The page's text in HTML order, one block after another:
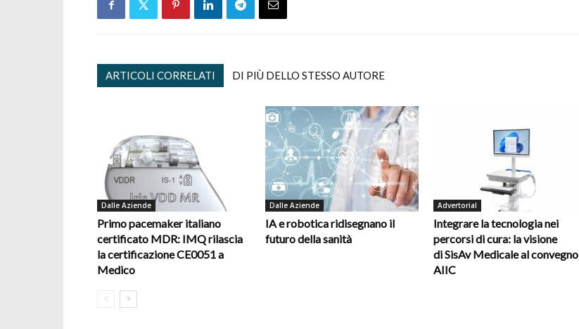
ARTICOLI CORRELATI DI PIÙ DELLO STESSO AUTORE
Dalle Aziende
Primo pacemaker italiano
certificato MDR: IMQ rilascia
la certificazione CE0051 a
Medico
Dalle Aziende
IA e robotica ridisegnano il
futuro della sanità
Advertorial
Integrare la tecnologia nei
percorsi di cura: la visione
di SisAv Medicale al convegno
AIIC